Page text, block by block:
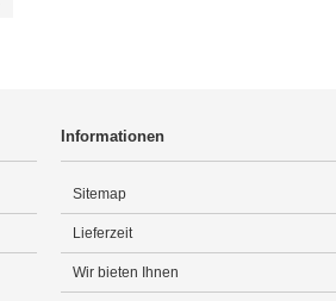
Informationen
Sitemap
Lieferzeit
Wir bieten Ihnen